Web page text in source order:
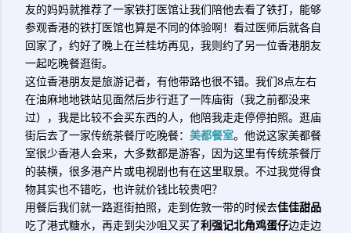
友的妈妈就推荐了一家铁打医馆让我们陪他去看了铁打，能够
参观香港的铁打医馆也算是不同的体验啊！看过医师后就各自
回家了，约好了晚上在兰桂坊再见，我则约了另一位香港朋友
一起吃晚餐逛街。
这位香港朋友是旅游记者，有他带路也很不错。我们8点左右
在油麻地地铁站见面然后步行逛了一阵庙街（我之前都没来
过），我是比较不会买东西的人，他陪我走走停停拍照。逛庙
街后去了一家传统茶餐厅吃晚餐： 美都餐室。他说这家美都餐
室很少香港人会来，大多数都是游客，因为这里有传统茶餐厅
的装横，很多港产片或电视剧也有在这里取景。不过我觉得食
物其实也不错吃，也许就价钱比较贵吧？
用餐后我们就一路逛街拍照，走到佐敦一带的时候去佳佳甜品
吃了港式糖水，再走到尖沙咀又买了利强记北角鸡蛋仔边走边